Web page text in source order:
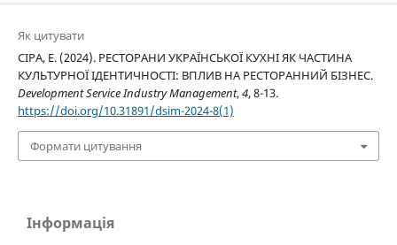
Як цитувати
СІРА, Е. (2024). РЕСТОРАНИ УКРАЇНСЬКОЇ КУХНІ ЯК ЧАСТИНА
КУЛЬТУРНОЇ ІДЕНТИЧНОСТІ: ВПЛИВ НА РЕСТОРАННИЙ БІЗНЕС.
Development Service Industry Management,4, 8-13.
https://doi.org/10.31891/dsim-2024-8(1)
Формати цитування
Інформація